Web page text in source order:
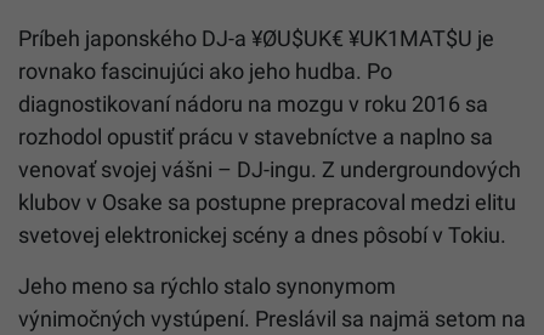
Príbeh japonského DJ-a ¥ØU$UK€ ¥UK1MAT$U je
rovnako fascinujúci ako jeho hudba. Po
diagnostikovaní nádoru na mozgu v roku 2016 sa
rozhodol opustiť prácu v stavebníctve a naplno sa
venovať svojej vášni – DJ-ingu. Z undergroundových
klubov v Osake sa postupne prepracoval medzi elitu
svetovej elektronickej scény a dnes pôsobí v Tokiu.
Jeho meno sa rýchlo stalo synonymom
výnimočných vystúpení. Preslávil sa najmä setom na